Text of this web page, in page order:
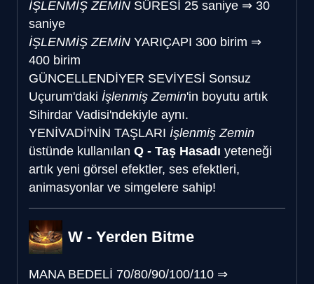
İŞLENMİŞ ZEMİN SÜRESİ 25 saniye ⇒ 30
saniye
İŞLENMİŞ ZEMİN YARIÇAPI 300 birim ⇒
400 birim
GÜNCELLENDİYER SEVİYESİ Sonsuz
Uçurum'daki İşlenmiş Zemin'in boyutu artık
Sihirdar Vadisi'ndekiyle aynı.
YENİVADİ'NİN TAŞLARI İşlenmiş Zemin
üstünde kullanılan Q - Taş Hasadı yeteneği
artık yeni görsel efektler, ses efektleri,
animasyonlar ve simgelere sahip!
W - Yerden Bitme
MANA BEDELİ 70/80/90/100/110 ⇒